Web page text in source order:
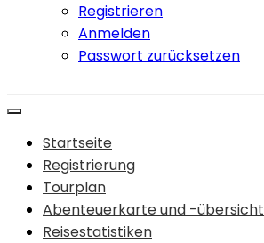
Registrieren
Anmelden
Passwort zurücksetzen
Startseite
Registrierung
Tourplan
Abenteuerkarte und -übersicht
Reisestatistiken